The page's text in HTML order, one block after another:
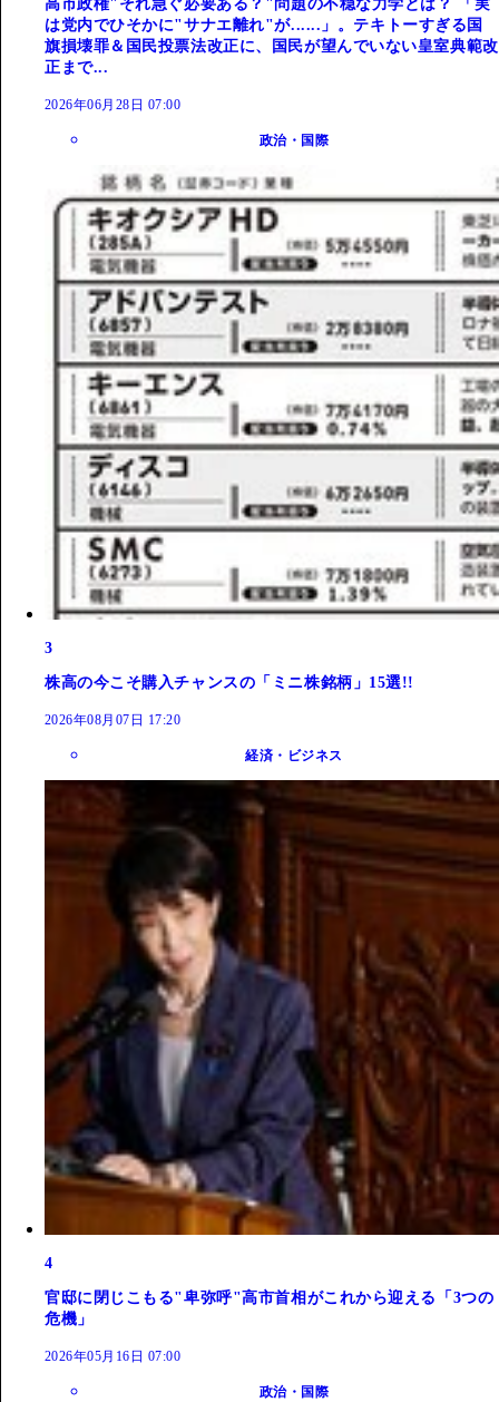
高市政権"それ急ぐ必要ある？"問題の不穏な力学とは？ 「実
は党内でひそかに"サナエ離れ"が......」。テキトーすぎる国
旗損壊罪＆国民投票法改正に、国民が望んでいない皇室典範改
正まで...
2026年06月28日 07:00
政治・国際
3
株高の今こそ購入チャンスの「ミニ株銘柄」15選!!
2026年08月07日 17:20
経済・ビジネス
4
官邸に閉じこもる"卑弥呼"高市首相がこれから迎える「3つの
危機」
2026年05月16日 07:00
政治・国際